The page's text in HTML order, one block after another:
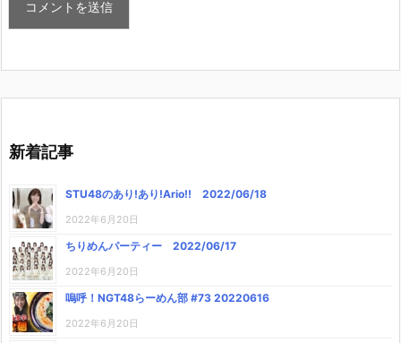
新着記事
STU48のあり!あり!Ario!! 2022/06/18
2022年6月20日
ちりめんパーティー 2022/06/17
2022年6月20日
嗚呼！NGT48らーめん部 #73 20220616
2022年6月20日